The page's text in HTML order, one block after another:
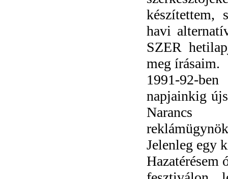
készítettem,
havi
SZER
meg írásaim.
1991-92-
napjainkig
Narancs
Jelenleg egy
Hazatérésem